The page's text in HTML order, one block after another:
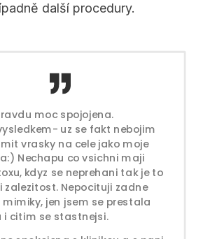
další procedury.
moc spojojena.
uz se fakt nebojim
vrasky na cele jako moje
Nechapu co vsichni maji
kdyz se neprehani tak je to
zalezitost. Nepocituji zadne
mimiky, jen jsem se prestala
i citim se stastnejsi.